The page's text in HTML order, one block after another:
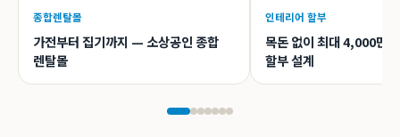
종합렌탈몰
가전부터 집기까지 — 소상공인 종합
렌탈몰
인테리어 할부
목돈 없이 최대 4,000만
할부 설계